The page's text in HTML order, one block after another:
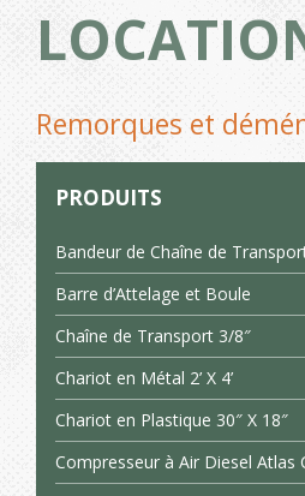
Remorques et
PRODUITS
Bandeur de Chaîne de
Barre d’Attelage et Boule
Chaîne de Transport 3/8″
Chariot en Métal 2’ X 4’
Chariot en Plastique 30″ X 18″
Compresseur à Air Diesel Atlas